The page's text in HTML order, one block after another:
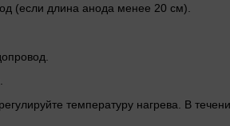
(если длина анода менее 20 см).
температуру нагрева. В